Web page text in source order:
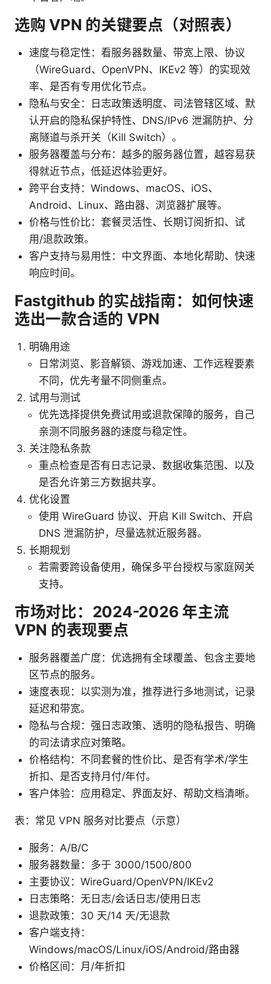
选购 VPN 的关键要点（对照表）
速度与稳定性：看服务器数量、带宽上限、协议
（WireGuard、OpenVPN、IKEv2 等）的实现效
率、是否有专用优化节点。
隐私与安全：日志政策透明度、司法管辖区域、默
认开启的隐私保护特性、DNS/IPv6 泄漏防护、分
离隧道与杀开关（Kill Switch）。
服务器覆盖与分布：越多的服务器位置，越容易获
得就近节点，低延迟体验更好。
跨平台支持：Windows、macOS、iOS、
Android、Linux、路由器、浏览器扩展等。
价格与性价比：套餐灵活性、长期订阅折扣、试
用/退款政策。
客户支持与易用性：中文界面、本地化帮助、快速
响应时间。
Fastgithub 的实战指南：如何快速
选出一款合适的 VPN
明确用途
日常浏览、影音解锁、游戏加速、工作远程要素
不同，优先考量不同侧重点。
试用与测试
优先选择提供免费试用或退款保障的服务，自己
亲测不同服务器的速度与稳定性。
关注隐私条款
重点检查是否有日志记录、数据收集范围、以及
是否允许第三方数据共享。
优化设置
使用 WireGuard 协议、开启 Kill Switch、开启
DNS 泄漏防护，尽量选就近服务器。
长期规划
若需要跨设备使用，确保多平台授权与家庭网关
支持。
市场对比：2024-2026 年主流
VPN 的表现要点
服务器覆盖广度：优选拥有全球覆盖、包含主要地
区节点的服务。
速度表现：以实测为准，推荐进行多地测试，记录
延迟和带宽。
隐私与合规：强日志政策、透明的隐私报告、明确
的司法请求应对策略。
价格结构：不同套餐的性价比、是否有学术/学生
折扣、是否支持月付/年付。
客户体验：应用稳定、界面友好、帮助文档清晰。
表：常见 VPN 服务对比要点（示意）
服务：A/B/C
服务器数量：多于 3000/1500/800
主要协议：WireGuard/OpenVPN/IKEv2
日志策略：无日志/会话日志/使用日志
退款政策：30 天/14 天/无退款
客户端支持：
Windows/macOS/Linux/iOS/Android/路由器
价格区间：月/年折扣